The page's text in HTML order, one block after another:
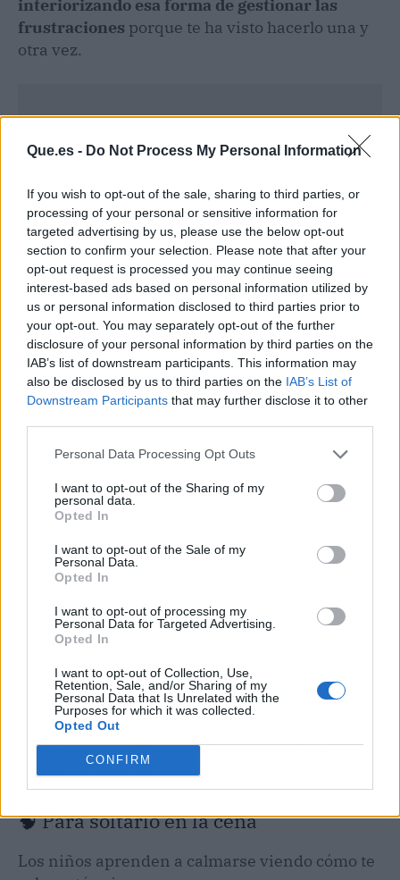
Que.es - Do Not Process My Personal Information
If you wish to opt-out of the sale, sharing to third parties, or
processing of your personal or sensitive information for
targeted advertising by us, please use the below opt-out
section to confirm your selection. Please note that after your
opt-out request is processed you may continue seeing
interest-based ads based on personal information utilized by
us or personal information disclosed to third parties prior to
your opt-out. You may separately opt-out of the further
disclosure of your personal information by third parties on the
IAB’s list of downstream participants. This information may
also be disclosed by us to third parties on the IAB’s List of
Downstream Participants that may further disclose it to other
Personal Data Processing Opt Outs
I want to opt-out of the Sharing of my
personal data.
Opted In
I want to opt-out of the Sale of my
Personal Data.
Opted In
I want to opt-out of processing my
Personal Data for Targeted Advertising.
Opted In
I want to opt-out of Collection, Use,
Retention, Sale, and/or Sharing of my
Personal Data that Is Unrelated with the
Purposes for which it was collected.
Opted Out
CONFIRM
interiorizando esa forma de gestionar las
frustraciones porque te ha visto hacerlo una y
otra vez.
Publicidad
Irina Gorelik insiste en que este tipo de
sino que siembra una semilla a largo plazo: un
adulto que, ante un despido o una ruptura, no
recurre a la impulsividad sino que sabe
autorregularse. Y eso, en los tiempos que
corren, es casi un superpoder.
🧠 Para soltarlo en la cena
Los niños aprenden a calmarse viendo cómo te